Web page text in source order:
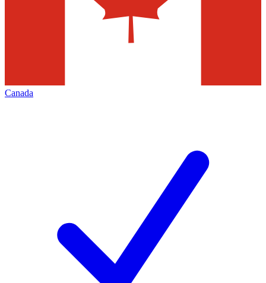
Canada